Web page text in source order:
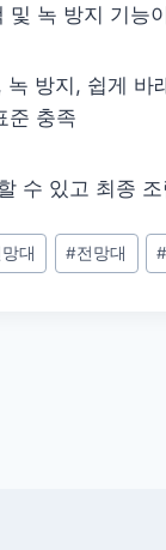
및 녹 방지 기능
방지, 쉽게
준 충족
수 있고 최종
대 #전망대 #